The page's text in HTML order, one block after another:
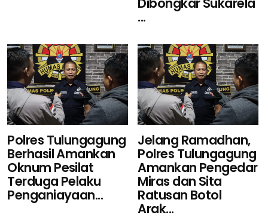
...
Polres Tulungagung
Berhasil Amankan
Oknum Pesilat
Terduga Pelaku
Penganiayaan...
Jelang Ramadhan,
Polres Tulungagung
Amankan Pengedar
Miras dan Sita
Ratusan Botol
Arak...